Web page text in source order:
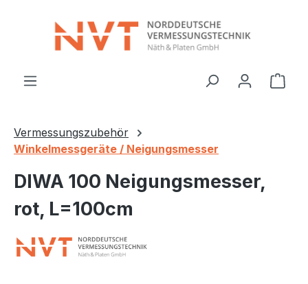
Vermessungszubehör
Winkelmessgeräte / Neigungsmesser
DIWA 100 Neigungsmesser,
rot, L=100cm